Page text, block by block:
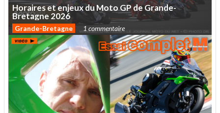
HorairesetenjeuxduMotoGPdeGrande-
Bretagne 2026
Grande-Bretagne 1 commentaire